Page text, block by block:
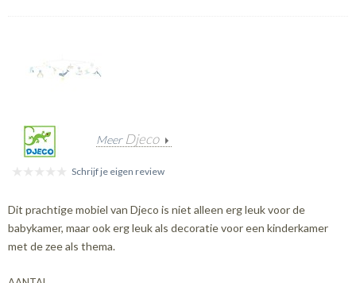
Meer Djeco
Schrijf je eigen review
Dit prachtige mobiel van Djeco is niet alleen erg leuk voor de
babykamer, maar ook erg leuk als decoratie voor een kinderkamer
met de zee als thema.